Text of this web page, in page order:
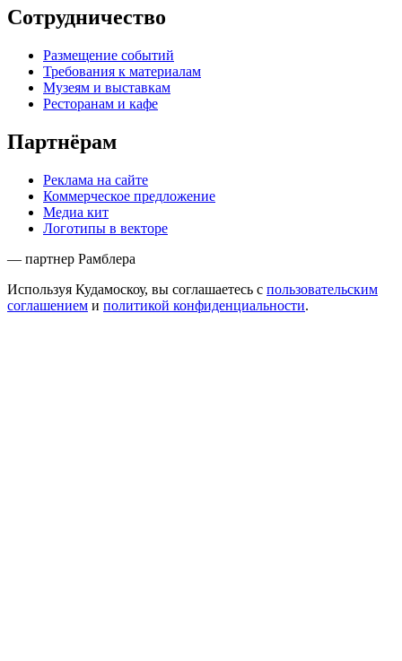
Сотрудничество
Размещение событий
Требования к материалам
Музеям и выставкам
Ресторанам и кафе
Партнёрам
Реклама на сайте
Коммерческое предложение
Медиа кит
Логотипы в векторе
— партнер Рамблера
Используя Кудамоскоу, вы соглашаетесь с пользовательским
соглашением и политикой конфиденциальности.